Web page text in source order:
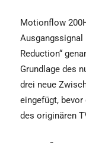
Motionflow
Ausgangssignal
Reduction“
Grundlage des
drei neue
eingefügt,
des originären